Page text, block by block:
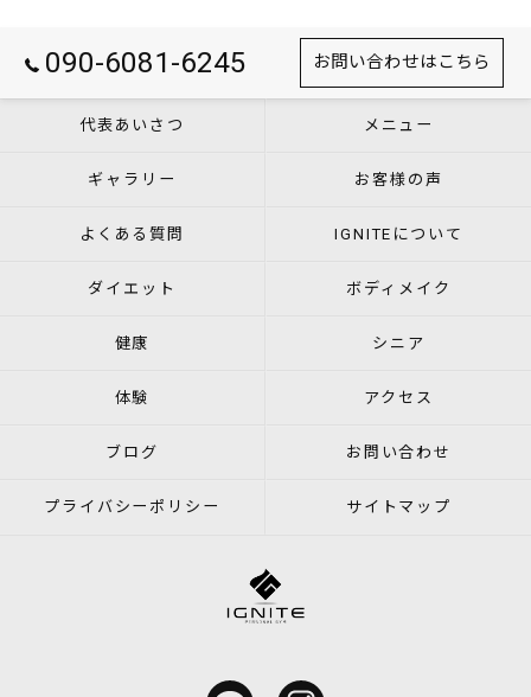
090-6081-6245 お問い合わせはこちら
代表あいさつ メニュー
ギャラリー お客様の声
よくある質問 IGNITEについて
ダイエット ボディメイク
健康 シニア
体験 アクセス
ブログ お問い合わせ
プライバシーポリシー サイトマップ